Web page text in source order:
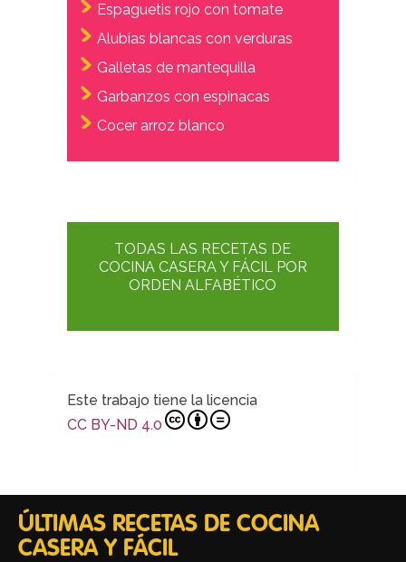
Espaguetis rojo con tomate
Alubias blancas con verduras
Galletas de mantequilla
Garbanzos con espinacas
Cocer arroz blanco
TODAS LAS RECETAS DE
COCINA CASERA Y FÁCIL POR
ORDEN ALFABÉTICO
Este trabajo tiene la licencia
CC BY-ND 4.0
ÚLTIMAS RECETAS DE COCINA
CASERA Y FÁCIL